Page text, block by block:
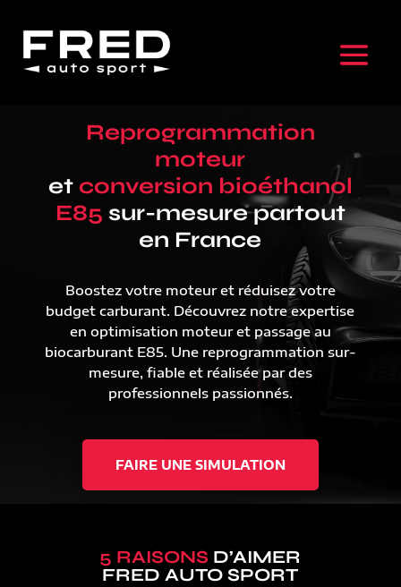
Reprogrammation
moteur
et conversion bioéthanol
E85 sur-mesure partout
en France
Boostez votre moteur et réduisez votre
budget carburant. Découvrez notre expertise
en optimisation moteur et passage au
biocarburant E85. Une reprogrammation sur-
mesure, fiable et réalisée par des
professionnels passionnés.
FAIRE UNE SIMULATION
5 RAISONS D’AIMER
FRED AUTO SPORT